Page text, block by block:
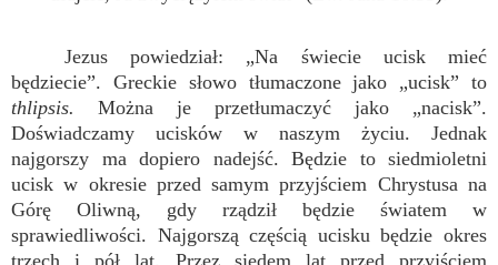
Jezus powiedział: „Na świecie ucisk mieć
będziecie”. Greckie słowo tłumaczone jako „ucisk” to
thlipsis. Można je przetłumaczyć jako „nacisk”.
Doświadczamy ucisków w naszym życiu. Jednak
najgorszy ma dopiero nadejść. Będzie to siedmioletni
ucisk w okresie przed samym przyjściem Chrystusa na
Górę Oliwną, gdy rządził będzie światem w
sprawiedliwości. Najgorszą częścią ucisku będzie okres
trzech i pół lat. Przez siedem lat przed przyjściem